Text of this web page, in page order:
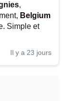
,
Belgium
Simple et
Il y a 23 jours